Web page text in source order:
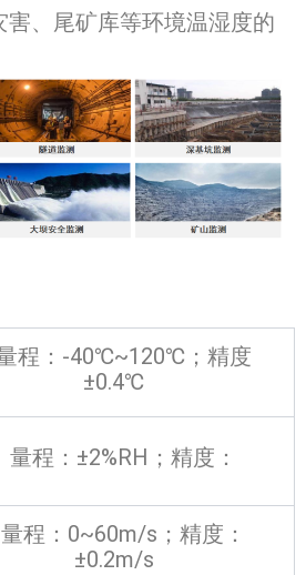
害、尾矿库等环境温湿度的
程：-40℃~120℃；精度
±0.4℃
量程：±2%RH；精度：
程：0~60m/s；精度：
±0.2m/s